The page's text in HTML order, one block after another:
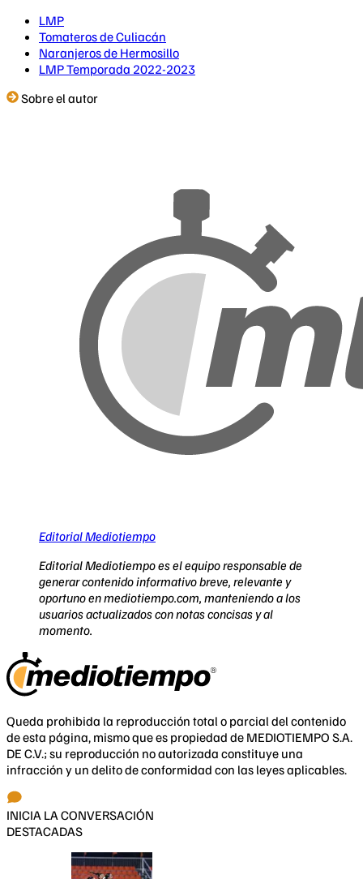
LMP
Tomateros de Culiacán
Naranjeros de Hermosillo
LMP Temporada 2022-2023
Sobre el autor
Editorial Mediotiempo
Editorial Mediotiempo es el equipo responsable de
generar contenido informativo breve, relevante y
oportuno en mediotiempo.com, manteniendo a los
usuarios actualizados con notas concisas y al
momento.
Queda prohibida la reproducción total o parcial del contenido
de esta página, mismo que es propiedad de MEDIOTIEMPO S.A.
DE C.V.; su reproducción no autorizada constituye una
infracción y un delito de conformidad con las leyes aplicables.
INICIA LA CONVERSACIÓN
DESTACADAS